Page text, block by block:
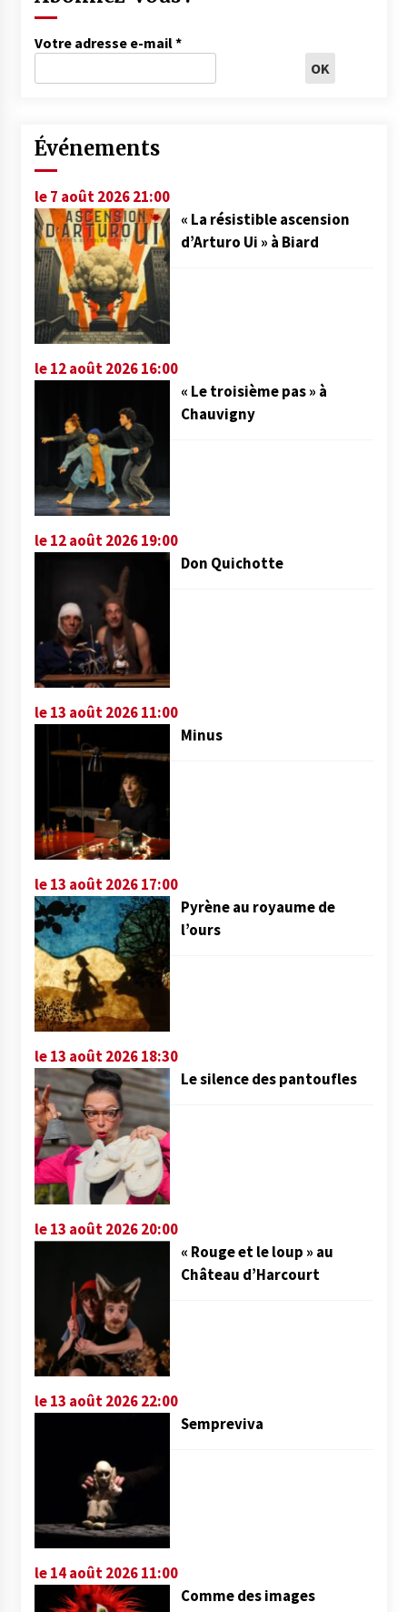
Votre adresse e-mail*
Événements
le 7 août 2026 21:00
« La résistible ascension
d’Arturo Ui » à Biard
le 12 août 2026 16:00
« Le troisième pas » à
Chauvigny
le 12 août 2026 19:00
Don Quichotte
le 13 août 2026 11:00
Minus
le 13 août 2026 17:00
Pyrène au royaume de
l’ours
le 13 août 2026 18:30
Le silence des pantoufles
le 13 août 2026 20:00
« Rouge et le loup » au
Château d’Harcourt
le 13 août 2026 22:00
Sempreviva
le 14 août 2026 11:00
Comme des images